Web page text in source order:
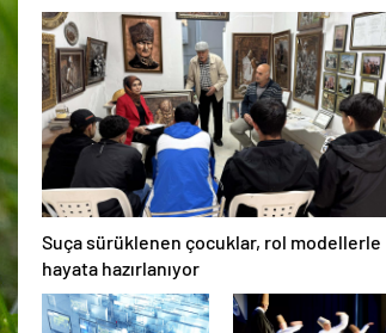
buldu: O yüzük
tarihi eser çıktı!
Suça sürüklenen çocuklar, rol modellerle
hayata hazırlanıyor